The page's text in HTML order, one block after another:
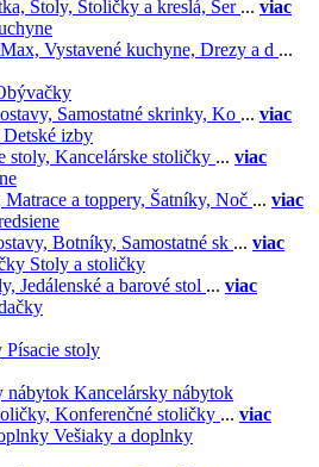
Stoly, Stoličky a kreslá, Ser ... viac
Vystavené kuchyne, Drezy a d ...
Samostatné skrinky, Ko ... viac
Detské izby
stoly, Kancelárske stoličky ... viac
Matrace a toppery, Šatníky, Noč ... viac
Botníky, Samostatné sk ... viac
Stoly a stoličky
Jedálenské a barové stol ... viac
Písacie stoly
Kancelársky nábytok
Konferenčné stoličky ... viac
Vešiaky a doplnky